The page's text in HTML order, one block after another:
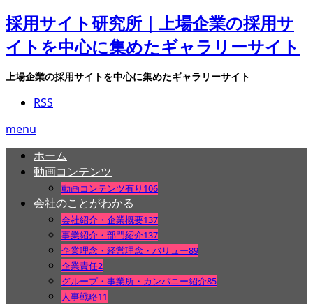
採用サイト研究所｜上場企業の採用サ
イトを中心に集めたギャラリーサイト
上場企業の採用サイトを中心に集めたギャラリーサイト
RSS
menu
ホーム
動画コンテンツ
動画コンテンツ有り 106
会社のことがわかる
会社紹介・企業概要137
事業紹介・部門紹介137
企業理念・経営理念・バリュー89
企業責任2
グループ・事業所・カンパニー紹介85
人事戦略11